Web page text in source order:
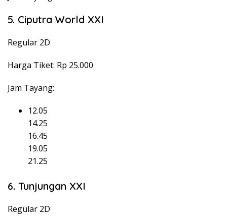
5. Ciputra World XXI
Regular 2D
Harga Tiket: Rp 25.000
Jam Tayang:
12.05
14.25
16.45
19.05
21.25
6. Tunjungan XXI
Regular 2D